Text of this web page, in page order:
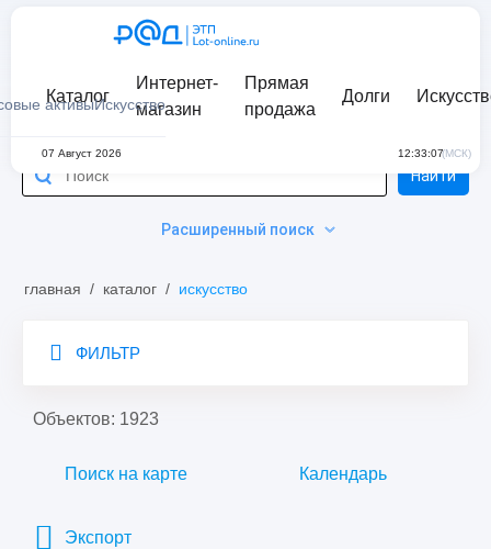
активыИскусство
Каталог
Интернет-
магазин
Прямая
продажа
Долги
07 Август 2026 12:33:07(МСК)
Расширенный поиск
Найти
главная / каталог / искусство
ФИЛЬТР
Объектов: 1923
Поиск на карте Календарь
Экспорт